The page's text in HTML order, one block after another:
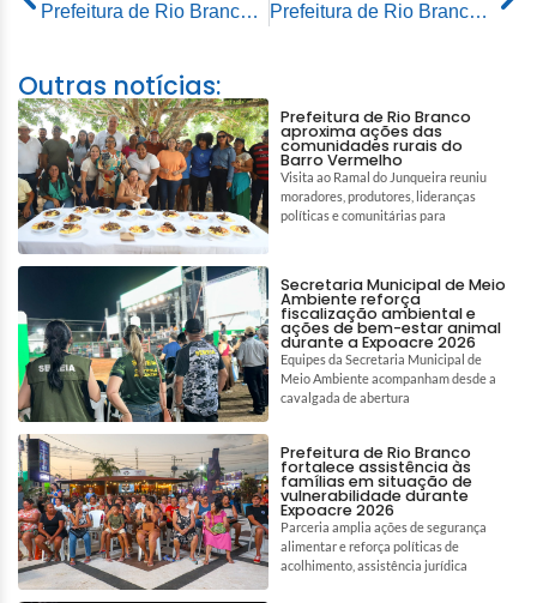
Prefeitura de Rio Branco cadastra famílias afetadas por alagações para direcionamento de benefícios
Prefeitura de Rio Branco dá posse a mais 63 concursados na área da saúde
Outras notícias:
Prefeitura de Rio Branco
aproxima ações das
comunidades rurais do
Barro Vermelho
Visita ao Ramal do Junqueira reuniu
moradores, produtores, lideranças
políticas e comunitárias para
Secretaria Municipal de Meio
Ambiente reforça
fiscalização ambiental e
ações de bem-estar animal
durante a Expoacre 2026
Equipes da Secretaria Municipal de
Meio Ambiente acompanham desde a
cavalgada de abertura
Prefeitura de Rio Branco
fortalece assistência às
famílias em situação de
vulnerabilidade durante
Expoacre 2026
Parceria amplia ações de segurança
alimentar e reforça políticas de
acolhimento, assistência jurídica